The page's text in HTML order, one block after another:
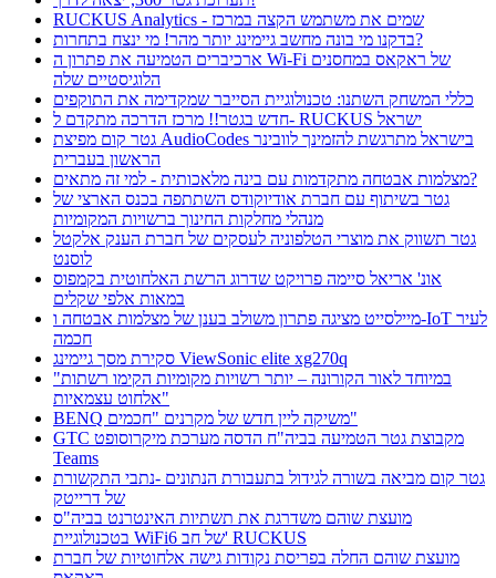
RUCKUS Analytics - שמים את משתמש הקצה במרכז
בדקנו מי בונה מחשב גיימינג יותר מהר! מי ינצח בתחרות?
ארכיברים הטמיעה את פתרון ה Wi-Fi של ראקאס במחסנים
הלוגיסטיים שלה
כללי המשחק השתנו: טכנולוגיית הסייבר שמקדימה את התוקפים
חדש בגטר!! מרכז הדרכה מתקדם ל- RUCKUS ישראל
גטר קום מפיצת AudioCodes בישראל מתרגשת להזמינך לוובינר
הראשון בעברית
מצלמות אבטחה מתקדמות עם בינה מלאכותית - למי זה מתאים?
גטר בשיתוף עם חברת אודיוקודס השתתפה בכנס הארצי של
מנהלי מחלקות החינוך ברשויות המקומיות
גטר תשווק את מוצרי הטלפוניה לעסקים של חברת הענק אלקטל
לוסנט
אונ' אריאל סיימה פרויקט שדרוג הרשת האלחוטית בקמפוס
במאות אלפי שקלים
מיילסייט מציגה פתרון משולב בענן של מצלמות אבטחה ו-IoT לעיר
חכמה
סקירת מסך גיימינג ViewSonic elite xg270q
"במיוחד לאור הקורונה – יותר רשויות מקומיות הקימו רשתות
אלחוט עצמאיות"
BENQ משיקה ליין חדש של מקרנים "חכמים"
GTC מקבוצת גטר הטמיעה בביה"ח הדסה מערכת מיקרוסופט
Teams
גטר קום מביאה בשורה לגידול בתעבורת הנתונים -נתבי התקשורת
של דרייטק
מועצת שוהם משדרגת את תשתיות האינטרנט בביה"ס
בטכנולוגיית WiFi6 של חב' RUCKUS
מועצת שוהם החלה בפריסת נקודות גישה אלחוטיות של חברת